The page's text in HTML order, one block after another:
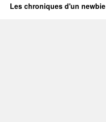
Les chroniques d'un newbie